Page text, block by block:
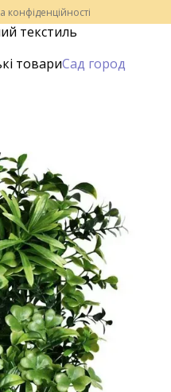
конфіденційності
текстиль
товариСад город